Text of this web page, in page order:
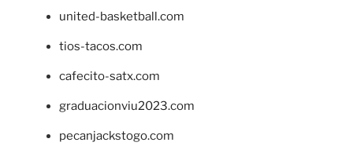
united-basketball.com
tios-tacos.com
cafecito-satx.com
graduacionviu2023.com
pecanjackstogo.com